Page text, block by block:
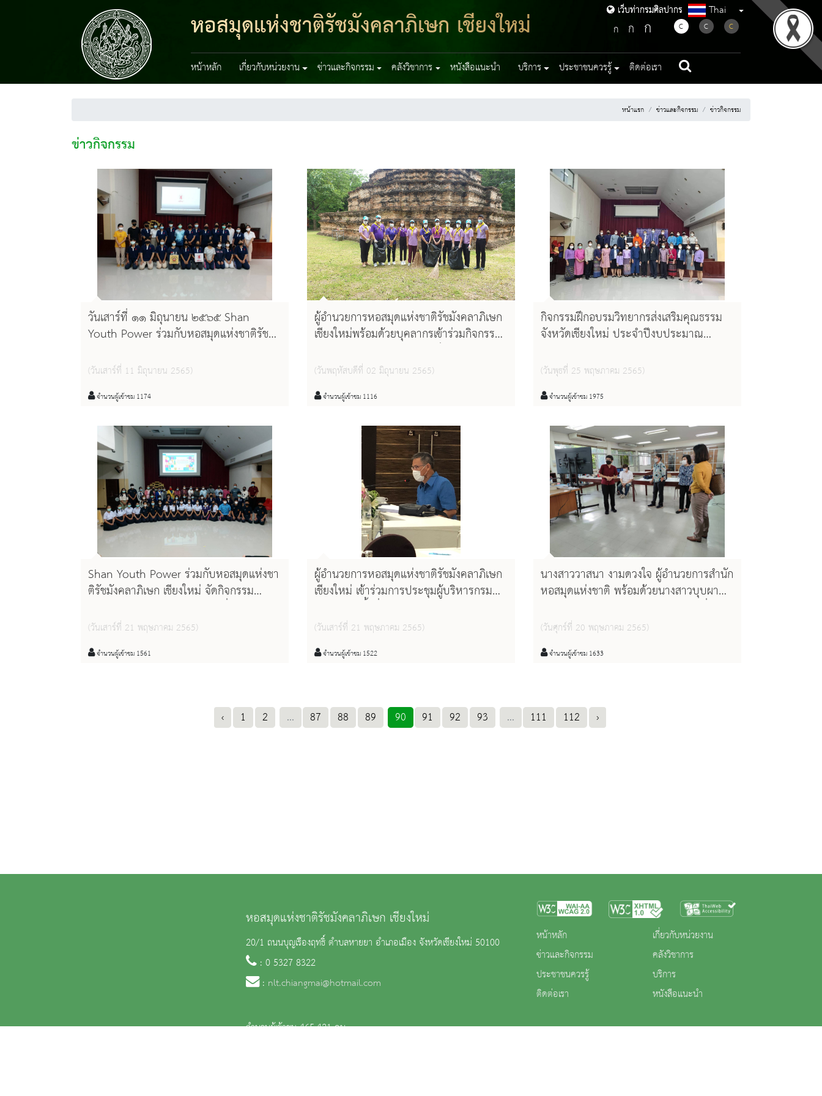
เว็บท่ากรมศิลปากร
หอสมุดแห่งชาติรัชมังคลาภิเษก เชียงใหม่ เว็บท่ากรมศิลปากร Thai
ก ก ก C C C
หน้าหลัก เกี่ยวกับหน่วยงาน ข่าวและกิจกรรม คลังวิชาการ หนังสือแนะนำ บริการ ประชาชนควรรู้ ติดต่อเรา
หน้าแรก ข่าวและกิจกรรม ข่าวกิจกรรม
ข่าวกิจกรรม
วันเสาร์ที่ ๑๑ มิถุนายน ๒๕๖๕ Shan
Youth Power ร่วมกับหอสมุดแห่งชาติรัชมัง
โครงการ ทุนการศึกษาเพื่อลูกหลานแรงงาน
และเด็กไร้สัญชาติ
(วันเสาร์ที่ 11 มิถุนายน 2565)
จำนวนผู้เข้าชม 1174
ผู้อำนวยการหอสมุดแห่งชาติรัชมังคลาภิเษก
เชียงใหม่พร้อมด้วยบุคลากรเข้าร่วมกิจกรรม
ทิดา พัชรสุธาพิมลลักษณ พระบรมราชินี
เนื่องในโอกาสวันเฉลิมพระชนมพรรษา ๔๔
พรรษา ๓ มิถุนายน ๒๕๖๕
(วันพฤหัสบดีที่ 02 มิถุนายน 2565)
จำนวนผู้เข้าชม 1116
กิจกรรมฝึกอบรมวิทยากรส่งเสริมคุณธรรม
จังหวัดเชียงใหม่ ประจำปีงบประมาณ
(วันพุธที่ 25 พฤษภาคม 2565)
จำนวนผู้เข้าชม 1975
Shan Youth Power ร่วมกับหอสมุดแห่งชา
ติรัชมังคลาภิเษก เชียงใหม่ จัดกิจกรรม
แรงงานและเด็กไร้สัญชาติ
(วันเสาร์ที่ 21 พฤษภาคม 2565)
จำนวนผู้เข้าชม 1561
ผู้อำนวยการหอสมุดแห่งชาติรัชมังคลาภิเษก
เชียงใหม่ เข้าร่วมการประชุมผู้บริหารกรม
(วันเสาร์ที่ 21 พฤษภาคม 2565)
จำนวนผู้เข้าชม 1522
นางสาววาสนา งามดวงใจ ผู้อำนวยการสำนัก
หอสมุดแห่งชาติ พร้อมด้วยนางสาวบุบผา
หอสมุดแห่งชาติรัชมังคลาภิเษก เชียงใหม่
(วันศุกร์ที่ 20 พฤษภาคม 2565)
จำนวนผู้เข้าชม 1633
‹ 1 2 ... 87 88 89 90 91 92 93 ... 111 112 ›
หอสมุดแห่งชาติรัชมังคลาภิเษก เชียงใหม่
20/1 ถนนบุญเรืองฤทธิ์ ตำบลหายยา อำเภอเมือง จังหวัดเชียงใหม่ 50100
: 0 5327 8322
: nlt.chiangmai@hotmail.com
จำนวนผู้เข้าชม 465,421 คน
หน้าหลัก
ข่าวและกิจกรรม
ประชาชนควรรู้
ติดต่อเรา
เกี่ยวกับหน่วยงาน
คลังวิชาการ
บริการ
หนังสือแนะนำ